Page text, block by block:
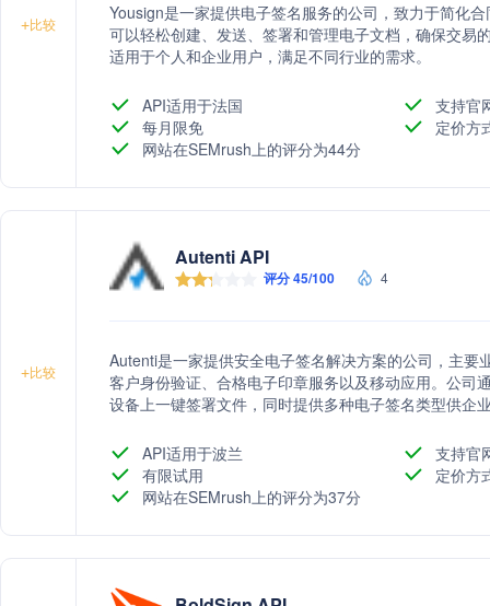
+比较
Yousign是一家提供电子签名服务的公司，致力于简化
可以轻松创建、发送、签署和管理电子文档，确保交易
适用于个人和企业用户，满足不同行业的需求。
API适用于法国
支持官
每月限免
定价方
网站在SEMrush上的评分为44分
+比较
Autenti API
评分 45/100 4
Autenti是一家提供安全电子签名解决方案的公司，主
客户身份验证、合格电子印章服务以及移动应用。公司
设备上一键签署文件，同时提供多种电子签名类型供企
API适用于波兰
支持官
有限试用
定价方
网站在SEMrush上的评分为37分